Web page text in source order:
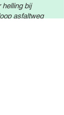
helling bij
asfaltweg